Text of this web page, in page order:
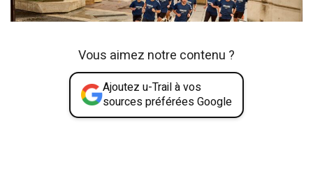
Vous aimez notre contenu ?
Ajoutez u-Trail à vos
sources préférées Google